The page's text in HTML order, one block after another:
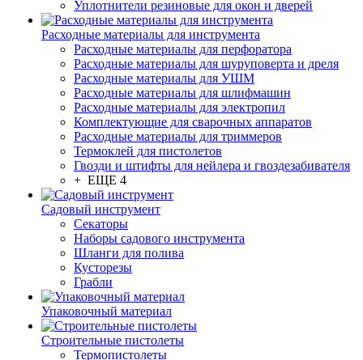
Уплотнители резиновые для окон и дверей
Расходные материалы для инструмента
Расходные материалы для перфоратора
Расходные материалы для шуруповерта и дреля
Расходные материалы для УШМ
Расходные материалы для шлифмашин
Расходные материалы для электропил
Комплектующие для сварочных аппаратов
Расходные материалы для триммеров
Термоклей для пистолетов
Гвозди и штифты для нейлера и гвоздезабивателя
+ ЕЩЕ 4
Садовый инструмент
Секаторы
Наборы садового инструмента
Шланги для полива
Кусторезы
Грабли
Упаковочный материал
Строительные пистолеты
Термопистолеты